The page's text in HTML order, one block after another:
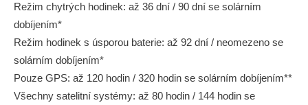
Režim chytrých hodinek: až 36 dní / 90 dní se solárním
dobíjením*
Režim hodinek s úsporou baterie: až 92 dní / neomezeno se
solárním dobíjením*
Pouze GPS: až 120 hodin / 320 hodin se solárním dobíjením**
Všechny satelitní systémy: až 80 hodin / 144 hodin se